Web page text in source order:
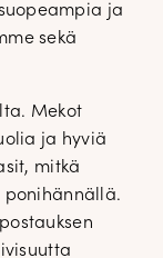
ja
sekä
Mekot
ja hyviä
mitkä
ponihännällä.